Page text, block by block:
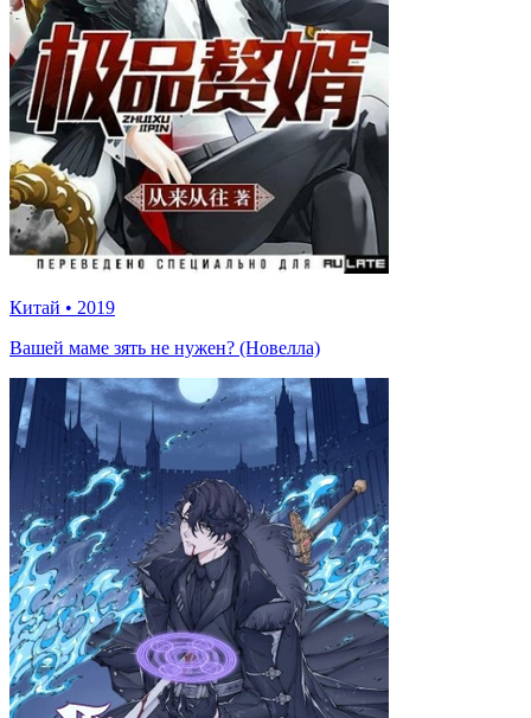
Китай • 2019
Вашей маме зять не нужен? (Новелла)